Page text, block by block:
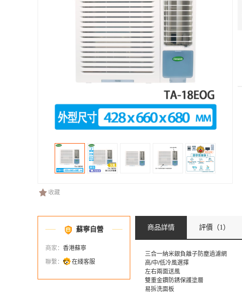
收藏
蘇寧自營
商家： 香港蘇寧
聯繫：
在綫客服
商品詳情 評價 （1）
三合一納米銀負離子防塵過濾網
高/中/低冷風選擇
左右兩面送風
雙重金鑽防銹保護塗層
易拆洗面板